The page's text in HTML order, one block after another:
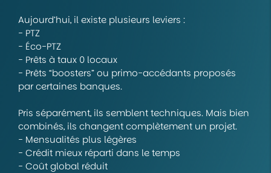
Aujourd’hui, il existe plusieurs leviers :
- PTZ
- Éco-PTZ
- Prêts à taux 0 locaux
- Prêts “boosters” ou primo-accédants proposés
par certaines banques.
Pris séparément, ils semblent techniques. Mais bien
combinés, ils changent complètement un projet.
- Mensualités plus légères
- Crédit mieux réparti dans le temps
- Coût global réduit